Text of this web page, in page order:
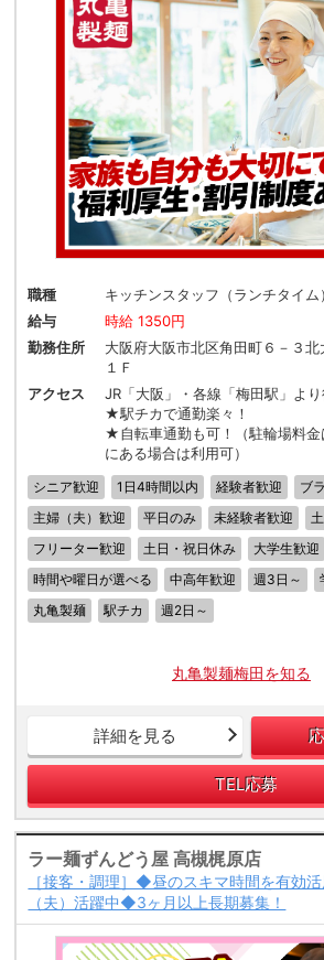
職種
キッチンスタッフ（ランチタイム
給与
時給 1350円
勤務住所
大阪府大阪市北区角田町６－３
１Ｆ
アクセス
JR「大阪」・各線「梅田駅」よ
★駅チカで通勤楽々！
★自転車通勤も可！（駐輪場料金
にある場合は利用可）
シニア歓迎 1日4時間以内 経験者歓迎
ブ
主婦（夫）歓迎
平日のみ 未経験者歓迎
フリーター歓迎
土日・祝日休み 大学生歓迎
時間や曜日が選べる
中高年歓迎 週3日～
丸亀製麺
駅チカ 週2日～
丸亀製麺梅田を知る
詳細を見る
TEL応募
ラー麺ずんどう屋 高槻梶原店
［接客・調理］◆昼のスキマ時間を有効
（夫）活躍中◆3ヶ月以上長期募集！